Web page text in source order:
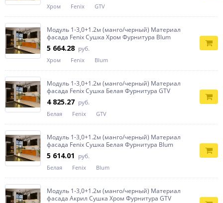
Хром Fenix GTV
Модуль 1-3,0+1.2м (манго/черный) Материал
фасада Fenix Сушка Хром Фурнитура Blum
5 664.28 руб.
Хром Fenix Blum
Модуль 1-3,0+1.2м (манго/черный) Материал
фасада Fenix Сушка Белая Фурнитура GTV
4 825.27 руб.
Белая Fenix GTV
Модуль 1-3,0+1.2м (манго/черный) Материал
фасада Fenix Сушка Белая Фурнитура Blum
5 614.01 руб.
Белая Fenix Blum
Модуль 1-3,0+1.2м (манго/черный) Материал
фасада Акрил Сушка Хром Фурнитура GTV